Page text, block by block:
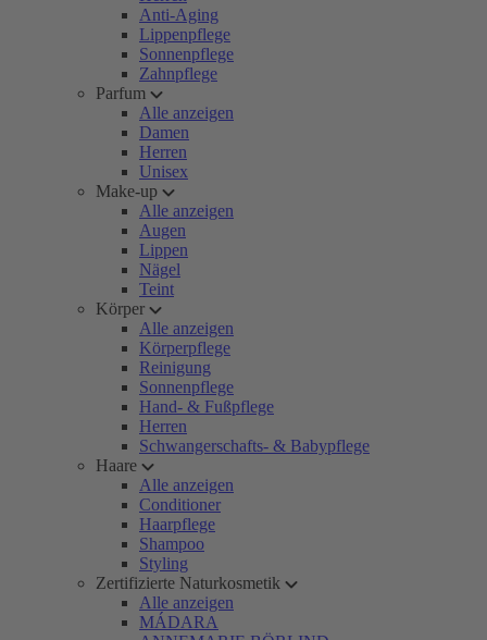
Anti-Aging
Lippenpflege
Sonnenpflege
Zahnpflege
Parfum
Alle anzeigen
Damen
Herren
Unisex
Make-up
Alle anzeigen
Augen
Lippen
Nägel
Teint
Körper
Alle anzeigen
Körperpflege
Reinigung
Sonnenpflege
Hand- & Fußpflege
Herren
Schwangerschafts- & Babypflege
Haare
Alle anzeigen
Conditioner
Haarpflege
Shampoo
Styling
Zertifizierte Naturkosmetik
Alle anzeigen
MÁDARA